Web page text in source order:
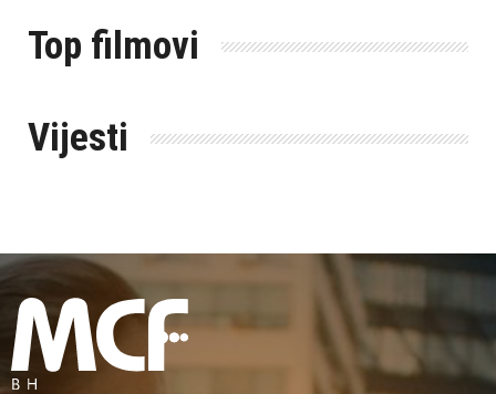
Top filmovi
Vijesti